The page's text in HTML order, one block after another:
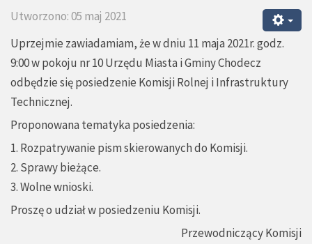
Utworzono: 05 maj 2021
Uprzejmie zawiadamiam, że w dniu 11 maja 2021r. godz.
9:00 w pokoju nr 10 Urzędu Miasta i Gminy Chodecz
odbędzie się posiedzenie Komisji Rolnej i Infrastruktury
Technicznej.
Proponowana tematyka posiedzenia:
1. Rozpatrywanie pism skierowanych do Komisji.
2. Sprawy bieżące.
3. Wolne wnioski.
Proszę o udział w posiedzeniu Komisji.
Przewodniczący Komisji